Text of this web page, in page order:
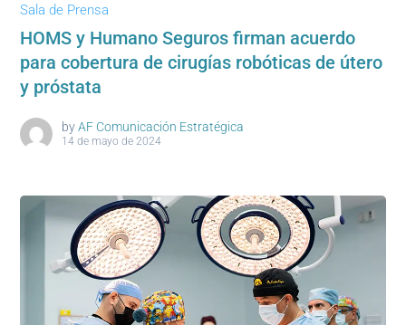
Sala de Prensa
HOMS y Humano Seguros firman acuerdo
para cobertura de cirugías robóticas de útero
y próstata
by AF Comunicación Estratégica
14 de mayo de 2024